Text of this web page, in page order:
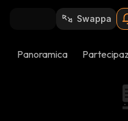
Swappa
Panoramica